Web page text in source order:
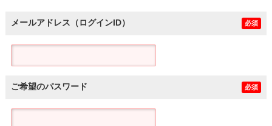
メールアドレス（ログインID） 必須
ご希望のパスワード 必須